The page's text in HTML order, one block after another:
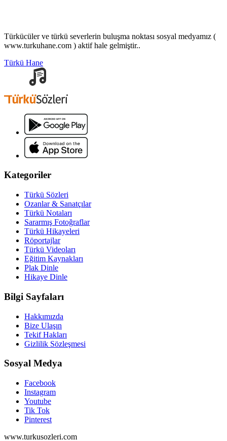
Türkücüler ve türkü severlerin buluşma noktası sosyal medyamız (
www.turkuhane.com ) aktif hale gelmiştir..
Türkü Hane
Kategoriler
Türkü Sözleri
Ozanlar & Sanatçılar
Türkü Notaları
Sararmış Fotoğraflar
Türkü Hikayeleri
Röportajlar
Türkü Videoları
Eğitim Kaynakları
Plak Dinle
Hikaye Dinle
Bilgi Sayfaları
Hakkımızda
Bize Ulaşın
Tekif Hakları
Gizlilik Sözleşmesi
Sosyal Medya
Facebook
Instagram
Youtube
Tik Tok
Pinterest
www.turkusozleri.com